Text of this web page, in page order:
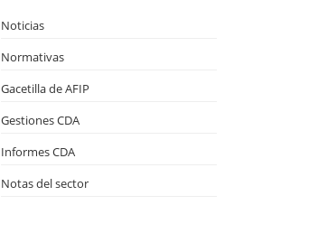
Noticias
Normativas
Gacetilla de AFIP
Gestiones CDA
Informes CDA
Notas del sector